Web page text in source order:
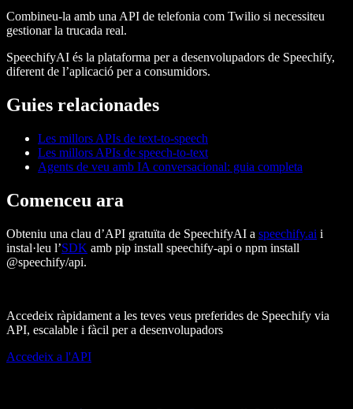
Combineu-la amb una API de telefonia com Twilio si necessiteu
gestionar la trucada real.
SpeechifyAI és la plataforma per a desenvolupadors de Speechify,
diferent de l’aplicació per a consumidors.
Guies relacionades
Les millors APIs de text-to-speech
Les millors APIs de speech-to-text
Agents de veu amb IA conversacional: guia completa
Comenceu ara
Obteniu una clau d’API gratuïta de SpeechifyAI a speechify.ai i
instal·leu l’SDK amb pip install speechify-api o npm install
@speechify/api.
Accedeix ràpidament a les teves veus preferides de Speechify via
API, escalable i fàcil per a desenvolupadors
Accedeix a l'API